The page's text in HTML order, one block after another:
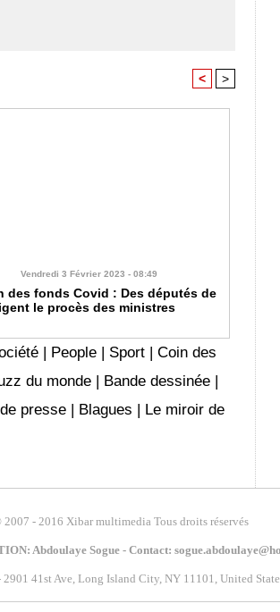
< >
Vendredi 3 Février 2023 - 08:49
des fonds Covid : Des députés de
le procès des ministres
| People | Sport | Coin des
du monde | Bande dessinée |
presse | Blagues | Le miroir de
- 2016 Xibar multimedia Tous droits réservés
Abdoulaye Sogue - Contact:
41st Ave, Long Island City, NY 11101, United State